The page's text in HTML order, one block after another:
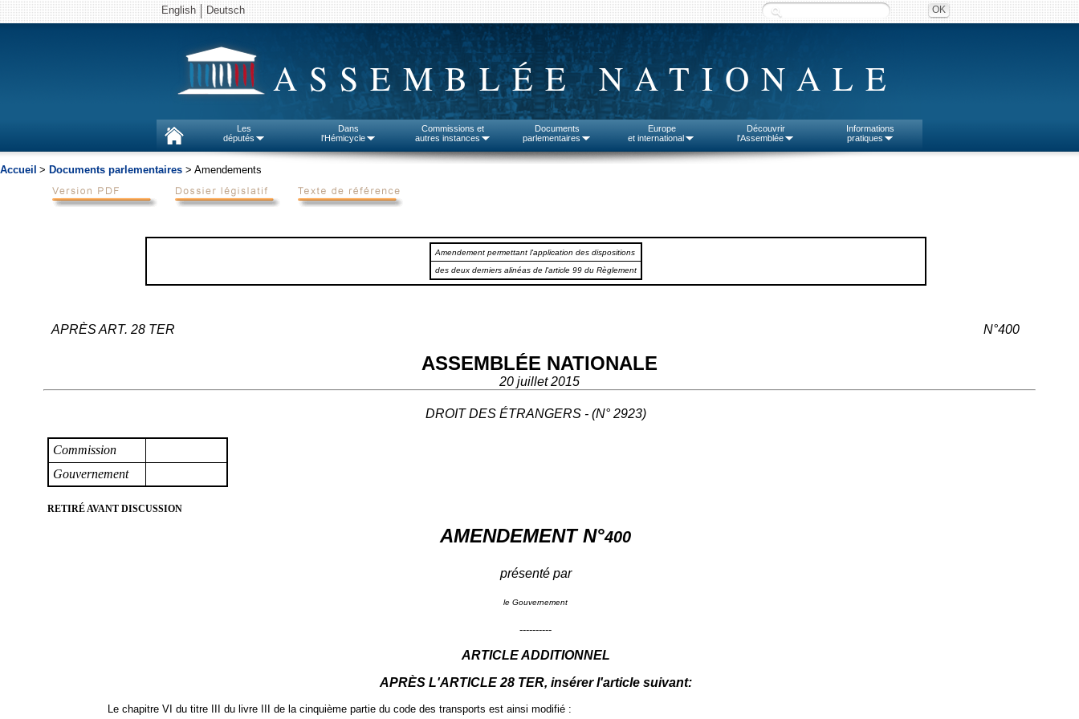
English Deutsch
ASSEMBLÉE NATIONALE
Les
députés
Dans
l'Hémicycle
Commissions et
autres instances
Documents
parlementaires
Europe
et international
Découvrir
l'Assemblée
Informations
pratiques
Accueil > Documents parlementaires > Amendements
Amendement permettant l'application des dispositions
des deux derniers alinéas de l'article 99 du Règlement
APRÈS ART. 28 TER N°400
ASSEMBLÉE NATIONALE
20 juillet 2015
DROIT DES ÉTRANGERS - (N° 2923)
Commission
Gouvernement
RETIRÉ AVANT DISCUSSION
AMENDEMENT N°400
présenté par
le Gouvernement
----------
ARTICLE ADDITIONNEL
APRÈS L'ARTICLE 28 TER, insérer l'article suivant:
Le chapitre VI du titre III du livre III de la cinquième partie du code des transports est ainsi modifié :